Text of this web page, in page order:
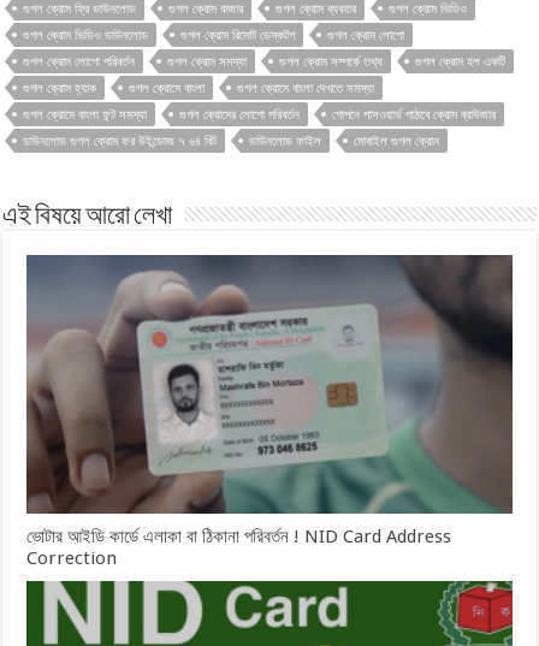
গুগল ক্রোম ফ্রি ডাউনলোড
গুগল ক্রোম বাজার গুগল ক্রোম ব্যবহার
গুগল ক্রোম ভিডিও
গুগল ক্রোম ভিডিও ডাউনলোড
গুগল ক্রোম রিমোট ডেস্কটপ
গুগল ক্রোম লোগো
গুগল ক্রোম লোগো পরিবর্তন
গুগল ক্রোম সমস্যা গুগল ক্রোম সম্পর্কে তথ্য
গুগল ক্রোম হল একটি
গুগল ক্রোম হ্যাক
গুগল ক্রোমে বাংলা
গুগল ক্রোমে বাংলা দেখতে সমস্যা
গুগল ক্রোমে বাংলা ফন্ট সমস্যা
গুগল ক্রোমের লোগো পরিবর্তন
গোপনে পাসওয়ার্ড পাঠাবে ক্রোম ব্রাউজার
ডাউনলোড গুগল ক্রোম ফর উইন্ডোজ ৭ ৬৪ বিট
ডাউনলোড ফাইল মোবাইল গুগল ক্রোম
এই বিষয়ে আরো লেখা
ভোটার আইডি কার্ডে এলাকা বা ঠিকানা পরিবর্তন ! NID Card Address
Correction